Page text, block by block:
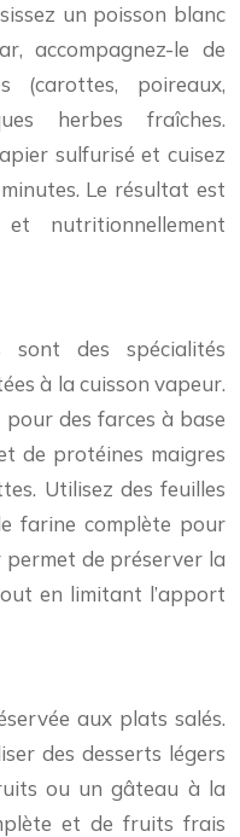
un poisson blanc
accompagnez-le de
(carottes, poireaux,
herbes fraîches.
sulfurisé et cuisez
Le résultat est
nutritionnellement
des spécialités
à la cuisson vapeur.
des farces à base
de protéines maigres
Utilisez des feuilles
farine complète pour
permet de préserver la
en limitant l’apport
aux plats salés.
des desserts légers
ou un gâteau à la
et de fruits frais